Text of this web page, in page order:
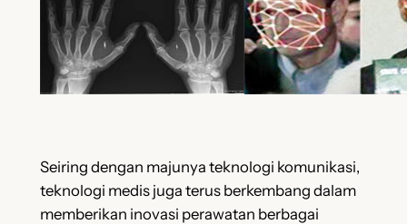
Seiring dengan majunya teknologi komunikasi,
teknologi medis juga terus berkembang dalam
memberikan inovasi perawatan berbagai